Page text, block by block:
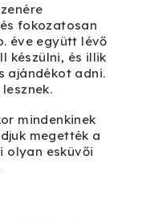
fokozatosan
éve együtt lévő
készülni, és illik
ajándékot adni.
mindenkinek
megették a
olyan esküvői